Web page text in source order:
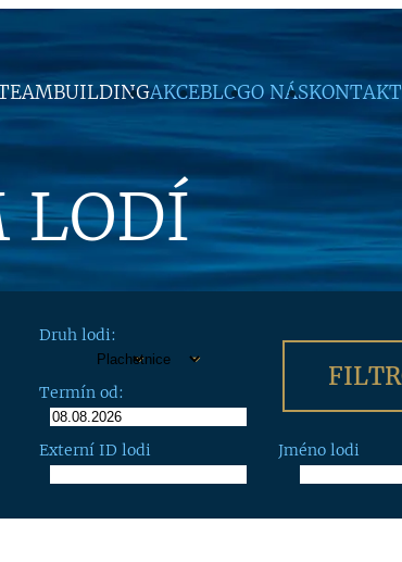
AKCEBLOGO NÁSKONTAKT
LODÍ
Druh lodi:
Termín od:
Externí ID lodi Jméno lodi